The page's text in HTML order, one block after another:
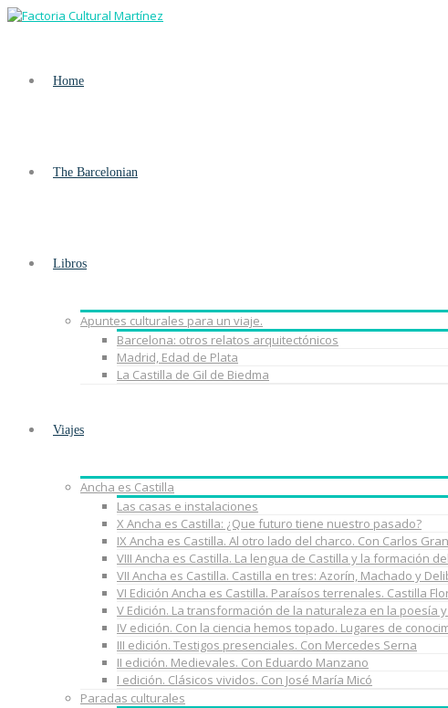
Home
The Barcelonian
Libros
Apuntes culturales para un viaje.
Barcelona: otros relatos arquitectónicos
Madrid, Edad de Plata
La Castilla de Gil de Biedma
Viajes
Ancha es Castilla
Las casas e instalaciones
X Ancha es Castilla: ¿Que futuro tiene nuestro pasado?
IX Ancha es Castilla. Al otro lado del charco. Con Carlos
VIII Ancha es Castilla. La lengua de Castilla y la formación
VII Ancha es Castilla. Castilla en tres: Azorín, Machado y
VI Edición Ancha es Castilla. Paraísos terrenales. Castilla
V Edición. La transformación de la naturaleza en la poesía
IV edición. Con la ciencia hemos topado. Lugares de
III edición. Testigos presenciales. Con Mercedes Serna
II edición. Medievales. Con Eduardo Manzano
I edición. Clásicos vividos. Con José María Micó
Paradas culturales